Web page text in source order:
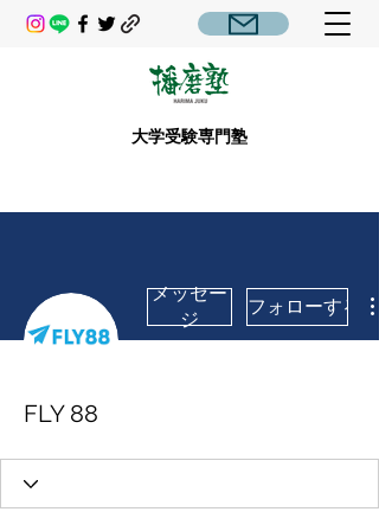
大学受験専門塾
メッセー
ジ
フォローする
FLY 88